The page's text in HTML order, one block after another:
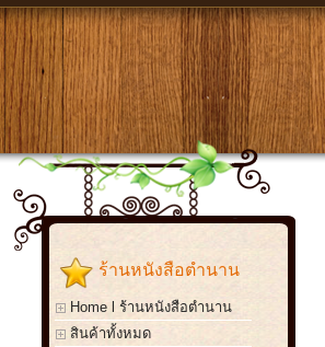
ร้านหนังสือตำนาน
Home l ร้านหนังสือตำนาน
สินค้าทั้งหมด